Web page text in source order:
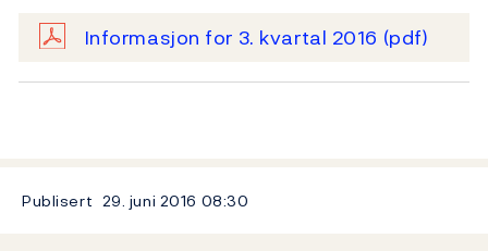
Informasjon for 3. kvartal 2016 (pdf)
Publisert 29. juni 2016 08:30